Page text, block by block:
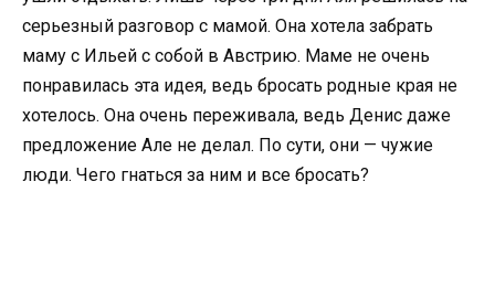
серьезный разговор с мамой. Она хотела забрать
маму с Ильей с собой в Австрию. Маме не очень
понравилась эта идея, ведь бросать родные края не
хотелось. Она очень переживала, ведь Денис даже
предложение Але не делал. По сути, они — чужие
люди. Чего гнаться за ним и все бросать?